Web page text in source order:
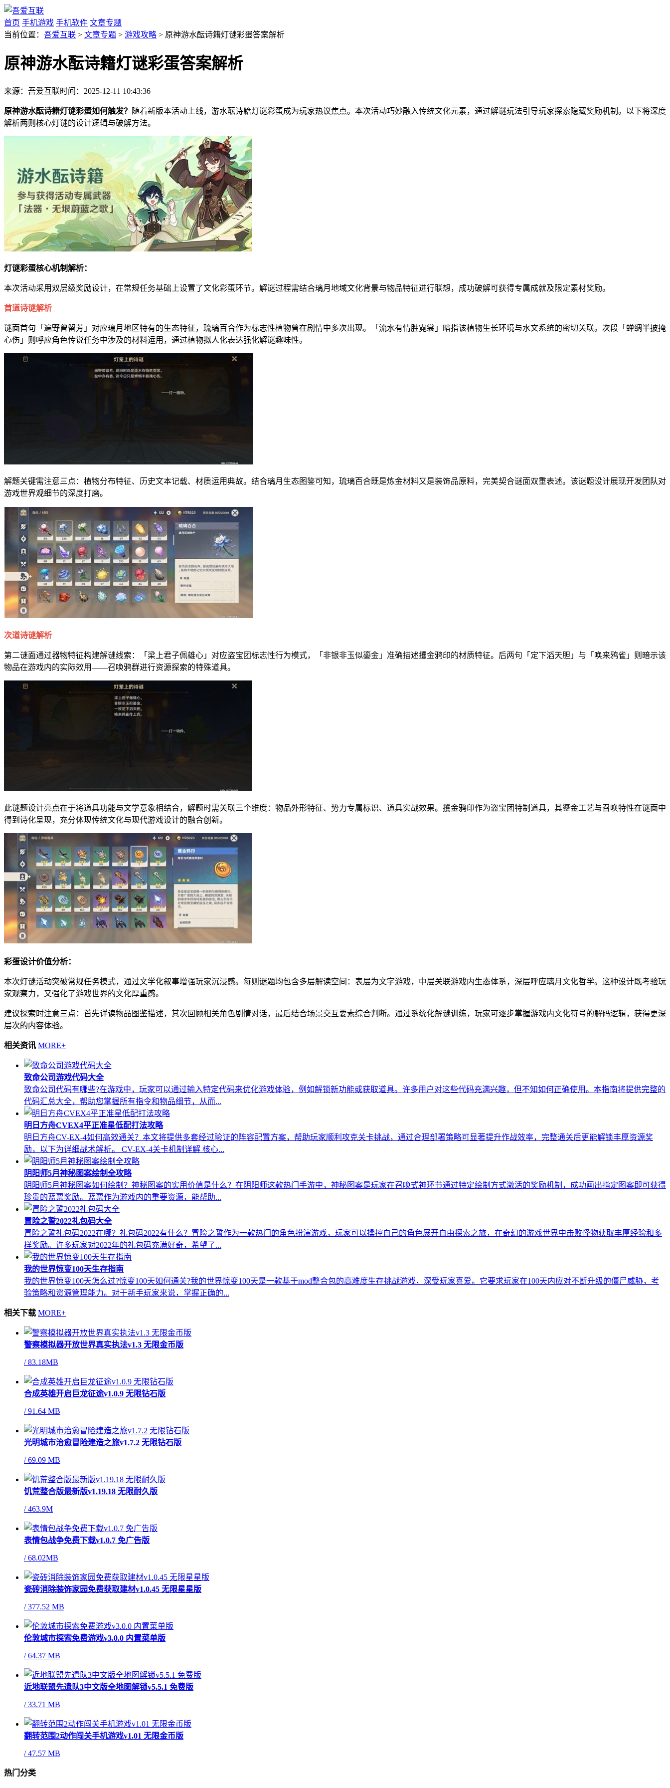
首页 手机游戏 手机软件 文章专题
当前位置： 吾爱互联 > 文章专题 > 游戏攻略 > 原神游水酝诗籍灯谜彩蛋答案解析
原神游水酝诗籍灯谜彩蛋答案解析
来源：吾爱互联时间：2025-12-11 10:43:36
原神游水酝诗籍灯谜彩蛋如何触发？ 随着新版本活动上线，游水酝诗籍灯谜彩蛋成为玩家热议焦点。本次活动巧妙融入传统文化元素，通过解谜玩法引导玩家探索隐藏奖励机制。以下将深度
解析两则核心灯谜的设计逻辑与破解方法。
灯谜彩蛋核心机制解析：
本次活动采用双层级奖励设计，在常规任务基础上设置了文化彩蛋环节。解谜过程需结合璃月地域文化背景与物品特征进行联想，成功破解可获得专属成就及限定素材奖励。
首道诗谜解析
谜面首句「遍野曾留芳」对应璃月地区特有的生态特征，琉璃百合作为标志性植物曾在剧情中多次出现。「流水有情胜霓裳」暗指该植物生长环境与水文系统的密切关联。次段「蝉绸半披掩
心伤」则呼应角色传说任务中涉及的材料运用，通过植物拟人化表达强化解谜趣味性。
解题关键需注意三点：植物分布特征、历史文本记载、材质运用典故。结合璃月生态图鉴可知，琉璃百合既是炼金材料又是装饰品原料，完美契合谜面双重表述。该谜题设计展现开发团队对
游戏世界观细节的深度打磨。
次道诗谜解析
第二谜面通过器物特征构建解谜线索：「梁上君子佩雄心」对应盗宝团标志性行为模式，「非银非玉似鎏金」准确描述攫金鸦印的材质特征。后两句「定下滔天胆」与「唤来鸦雀」则暗示该
物品在游戏内的实际效用——召唤鸦群进行资源探索的特殊道具。
此谜题设计亮点在于将道具功能与文学意象相结合，解题时需关联三个维度：物品外形特征、势力专属标识、道具实战效果。攫金鸦印作为盗宝团特制道具，其鎏金工艺与召唤特性在谜面中
得到诗化呈现，充分体现传统文化与现代游戏设计的融合创新。
彩蛋设计价值分析：
本次灯谜活动突破常规任务模式，通过文学化叙事增强玩家沉浸感。每则谜题均包含多层解读空间：表层为文字游戏，中层关联游戏内生态体系，深层呼应璃月文化哲学。这种设计既考验玩
家观察力，又强化了游戏世界的文化厚重感。
建议探索时注意三点：首先详读物品图鉴描述，其次回顾相关角色剧情对话，最后结合场景交互要素综合判断。通过系统化解谜训练，玩家可逐步掌握游戏内文化符号的解码逻辑，获得更深
层次的内容体验。
相关资讯 MORE+
致命公司游戏代码大全
致命公司代码有哪些?在游戏中，玩家可以通过输入特定代码来优化游戏体验，例如解锁新功能或获取道具。许多用户对这些代码充满兴趣，但不知如何正确使用。本指南将提供完整的
代码汇总大全，帮助您掌握所有指令和物品细节，从而...
明日方舟CVEX4平正准星低配打法攻略
明日方舟CV-EX-4如何高效通关？本文将提供多套经过验证的阵容配置方案，帮助玩家顺利攻克关卡挑战，通过合理部署策略可显著提升作战效率，完整通关后更能解锁丰厚资源奖
励，以下为详细战术解析。 CV-EX-4关卡机制详解 核心...
阴阳师5月神秘图案绘制全攻略
阴阳师5月神秘图案如何绘制？神秘图案的实用价值是什么？在阴阳师这款热门手游中，神秘图案是玩家在召唤式神环节通过特定绘制方式激活的奖励机制，成功画出指定图案即可获得
珍贵的蓝票奖励。蓝票作为游戏内的重要资源，能帮助...
冒险之誓2022礼包码大全
冒险之誓礼包码2022在哪？礼包码2022有什么？冒险之誓作为一款热门的角色扮演游戏，玩家可以操控自己的角色展开自由探索之旅，在奇幻的游戏世界中击败怪物获取丰厚经验和多
样奖励。许多玩家对2022年的礼包码充满好奇，希望了...
我的世界惊变100天生存指南
我的世界惊变100天怎么过?惊变100天如何通关?我的世界惊变100天是一款基于mod整合包的高难度生存挑战游戏，深受玩家喜爱。它要求玩家在100天内应对不断升级的僵尸威胁，考
验策略和资源管理能力。对于新手玩家来说，掌握正确的...
相关下载 MORE+
警察模拟器开放世界真实执法v1.3 无限金币版
/83.18MB
合成英雄开启巨龙征途v1.0.9 无限钻石版
/91.64 MB
光明城市治愈冒险建造之旅v1.7.2 无限钻石版
/69.09 MB
饥荒整合版最新版v1.19.18 无限耐久版
/463.9M
表情包战争免费下载v1.0.7 免广告版
/68.02MB
瓷砖消除装饰家园免费获取建材v1.0.45 无限星星版
/377.52 MB
伦敦城市探索免费游戏v3.0.0 内置菜单版
/64.37 MB
近地联盟先遣队3中文版全地图解锁v5.5.1 免费版
/33.71 MB
翻转范围2动作闯关手机游戏v1.01 无限金币版
/47.57 MB
热门分类